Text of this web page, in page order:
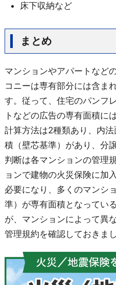
床下収納など
まとめ
マンションやアパートなど
コニーは専有部分には含ま
す。従って、住宅のパンフ
トなどの広告の専有面積に
計算方法は2種類あり、内
積（壁芯基準）があり、分
判断は各マンションの管理
ョンで建物の火災保険に加
必要になり、多くのマンシ
準）が専有面積となってい
が、マンションによって異
管理規約を確認しておきまし